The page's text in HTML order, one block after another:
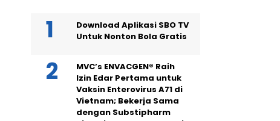
Download Aplikasi SBO TV
Untuk Nonton Bola Gratis
MVC’s ENVACGEN® Raih
Izin Edar Pertama untuk
Vaksin Enterovirus A71 di
Vietnam; Bekerja Sama
dengan Substipharm